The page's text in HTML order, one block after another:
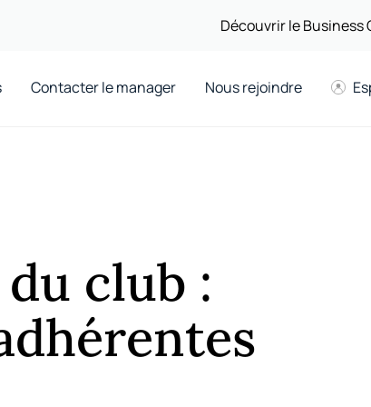
Découvrir le Business
Contacter le manager Nous rejoindre
club :